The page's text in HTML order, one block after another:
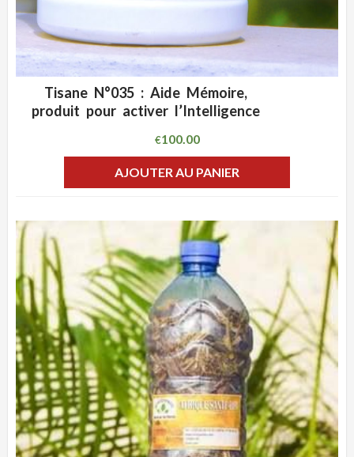
ADD WISHLIST
Tisane N°035 : Aide Mémoire,
produit pour activer l’Intelligence
€100.00
AJOUTER AU PANIER